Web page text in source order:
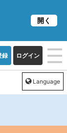
録 ログイン
Language
開く